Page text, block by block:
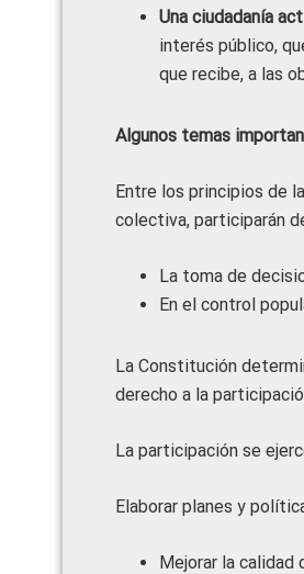
Una ciudadanía
interés público,
que recibe, a las
Algunos temas
Entre los principios de
colectiva, participarán
La toma de
En el control
La Constitución
derecho a la
La participación se
Elaborar planes y
Mejorar la calidad